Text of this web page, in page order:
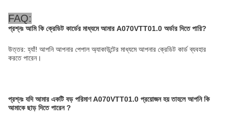
FAQ:
প্রশ্নঃ আমি কি ক্রেডিট কার্ডের মাধ্যমে আমার A070VTT01.0 অর্ডার দিতে পারি?
উত্তর: হ্যাঁ! আপনি আপনার পেপাল অ্যাকাউন্টের মাধ্যমে আপনার ক্রেডিট কার্ড ব্যবহার
করতে পারেন।
প্রশ্নঃ যদি আমার একটি বড় পরিমাণ A070VTT01.0 প্রয়োজন হয় তাহলে আপনি কি
আমাকে ছাড় দিতে পারেন ?